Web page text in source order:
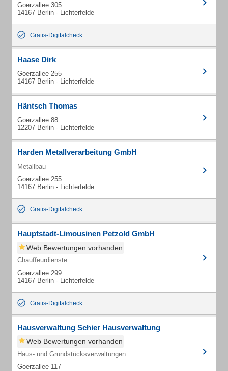
Goerzallee 305
14167 Berlin - Lichterfelde
Gratis-Digitalcheck
Haase Dirk
Goerzallee 255
14167 Berlin - Lichterfelde
Häntsch Thomas
Goerzallee 88
12207 Berlin - Lichterfelde
Harden Metallverarbeitung GmbH
Metallbau
Goerzallee 255
14167 Berlin - Lichterfelde
Gratis-Digitalcheck
Hauptstadt-Limousinen Petzold GmbH
Web Bewertungen vorhanden
Chauffeurdienste
Goerzallee 299
14167 Berlin - Lichterfelde
Gratis-Digitalcheck
Hausverwaltung Schier Hausverwaltung
Web Bewertungen vorhanden
Haus- und Grundstücksverwaltungen
Goerzallee 117